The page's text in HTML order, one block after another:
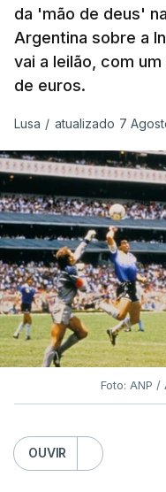
da 'mão de deus'
Argentina sobre a
vai a leilão, com
de euros.
Lusa / atualizado 7
Foto: ANP /
OUVIR